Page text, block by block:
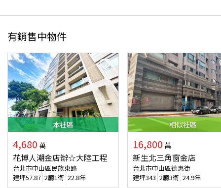
有銷售中物件
本社區
4,680 萬
花博人潮金店辦☆大陸工程
台北市中山區民族東路
建坪57.87 2廳1衛 22.8年
相似社區
16,800 萬
新生北三角窗金店
台北市中山區德惠街
建坪343 2廳3衛 24.9年